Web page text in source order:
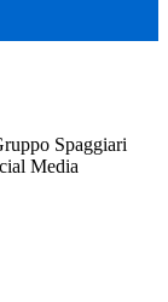
Spaggiari
Media